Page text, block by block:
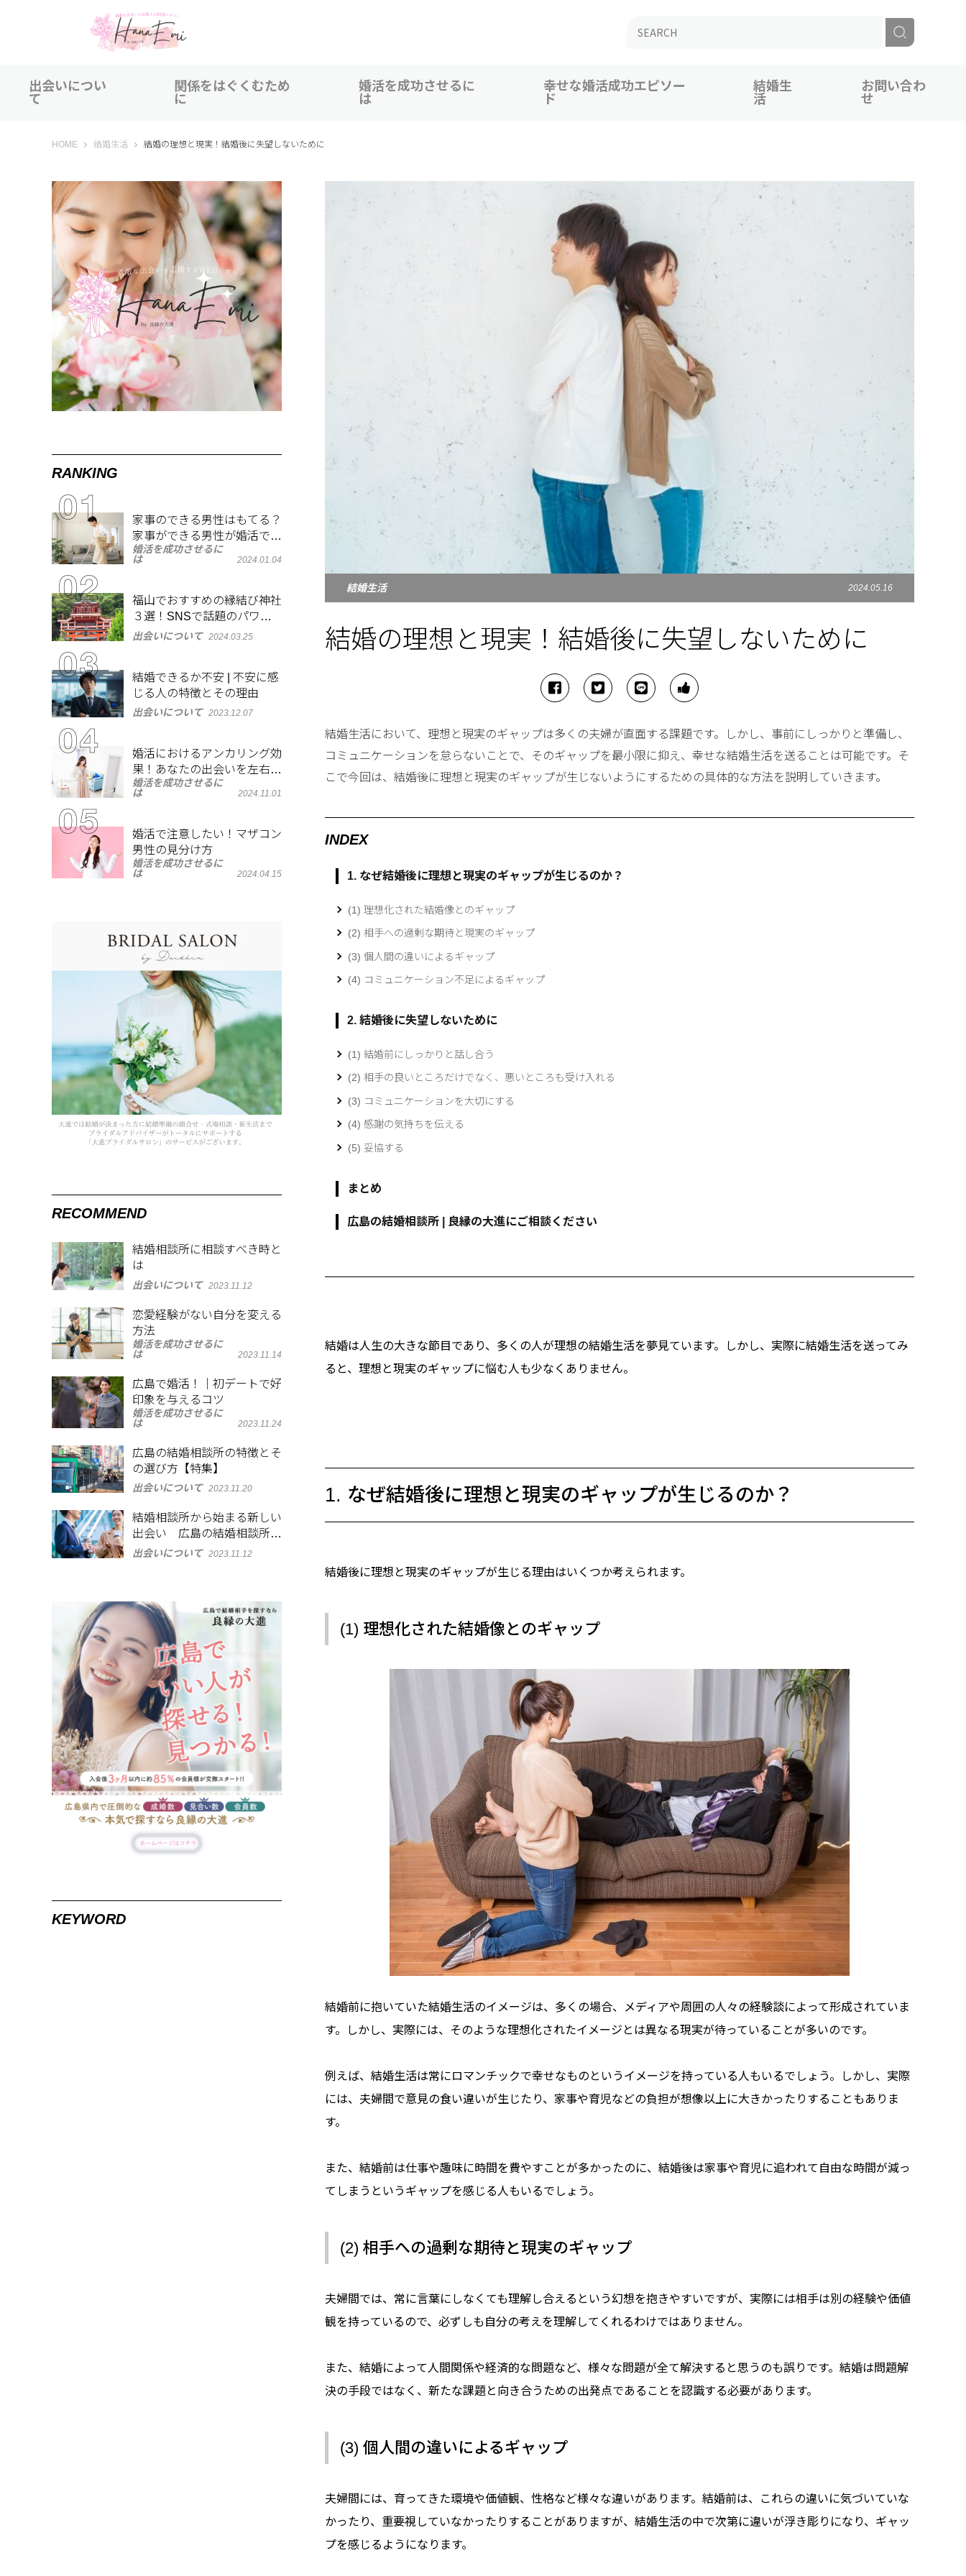
出会いについ
て
関係をはぐくむため
に
婚活を成功させるに
は
幸せな婚活成功エピソー
ド
結婚生
活
お問い合わ
せ
HOME はなえみ│HANAEMI│素敵な出会いを応援するWEBマガジン 広島、福山での婚活恋活を応援
結婚生活 結婚の理想と現実！結婚後に失望しないために
結婚生活 2024.05.16
結婚の理想と現実！結婚後に失望しないために
結婚生活において、理想と現実のギャップは多くの夫婦が直面する課題です。しかし、事前にしっかりと準備し、
コミュニケーションを怠らないことで、そのギャップを最小限に抑え、幸せな結婚生活を送ることは可能です。そ
こで今回は、結婚後に理想と現実のギャップが生じないようにするための具体的な方法を説明していきます。
INDEX
1. なぜ結婚後に理想と現実のギャップが生じるのか？
(1) 理想化された結婚像とのギャップ
(2) 相手への過剰な期待と現実のギャップ
(3) 個人間の違いによるギャップ
(4) コミュニケーション不足によるギャップ
2. 結婚後に失望しないために
(1) 結婚前にしっかりと話し合う
(2) 相手の良いところだけでなく、悪いところも受け入れる
(3) コミュニケーションを大切にする
(4) 感謝の気持ちを伝える
(5) 妥協する
まとめ
広島の結婚相談所 | 良縁の大進にご相談ください
結婚は人生の大きな節目であり、多くの人が理想の結婚生活を夢見ています。しかし、実際に結婚生活を送ってみ
ると、理想と現実のギャップに悩む人も少なくありません。
1. なぜ結婚後に理想と現実のギャップが生じるのか？
結婚後に理想と現実のギャップが生じる理由はいくつか考えられます。
(1) 理想化された結婚像とのギャップ
結婚前に抱いていた結婚生活のイメージは、多くの場合、メディアや周囲の人々の経験談によって形成されていま
す。しかし、実際には、そのような理想化されたイメージとは異なる現実が待っていることが多いのです。
例えば、結婚生活は常にロマンチックで幸せなものというイメージを持っている人もいるでしょう。しかし、実際
には、夫婦間で意見の食い違いが生じたり、家事や育児などの負担が想像以上に大きかったりすることもありま
す。
また、結婚前は仕事や趣味に時間を費やすことが多かったのに、結婚後は家事や育児に追われて自由な時間が減っ
てしまうというギャップを感じる人もいるでしょう。
(2) 相手への過剰な期待と現実のギャップ
夫婦間では、常に言葉にしなくても理解し合えるという幻想を抱きやすいですが、実際には相手は別の経験や価値
観を持っているので、必ずしも自分の考えを理解してくれるわけではありません。
また、結婚によって人間関係や経済的な問題など、様々な問題が全て解決すると思うのも誤りです。結婚は問題解
決の手段ではなく、新たな課題と向き合うための出発点であることを認識する必要があります。
(3) 個人間の違いによるギャップ
夫婦間には、育ってきた環境や価値観、性格など様々な違いがあります。結婚前は、これらの違いに気づいていな
かったり、重要視していなかったりすることがありますが、結婚生活の中で次第に違いが浮き彫りになり、ギャッ
プを感じるようになります。
RANKING
家事のできる男性はもてる？
家事ができる男性が婚活で人
気がある理由
婚活を成功させるに
は
2024.01.04
福山でおすすめの縁結び神社
３選！SNSで話題のパワー
スポットで良縁祈願
出会いについて 2024.03.25
結婚できるか不安 | 不安に感
じる人の特徴とその理由
出会いについて 2023.12.07
婚活におけるアンカリング効
果！あなたの出会いを左右す
る心理とは？
婚活を成功させるに
は
2024.11.01
婚活で注意したい！マザコン
男性の見分け方
婚活を成功させるに
は
2024.04.15
RECOMMEND
結婚相談所に相談すべき時と
は
出会いについて 2023.11.12
恋愛経験がない自分を変える
方法
婚活を成功させるに
は
2023.11.14
広島で婚活！｜初デートで好
印象を与えるコツ
婚活を成功させるに
は
2023.11.24
広島の結婚相談所の特徴とそ
の選び方【特集】
出会いについて 2023.11.20
結婚相談所から始まる新しい
出会い 広島の結婚相談所の
選び方
出会いについて 2023.11.12
KEYWORD